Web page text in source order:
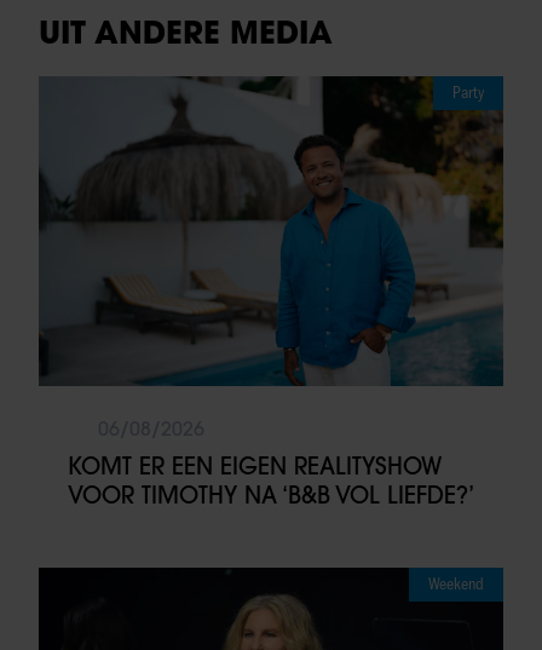
UIT ANDERE MEDIA
Party
KOMT ER EEN EIGEN REALITYSHOW
VOOR TIMOTHY NA ‘B&B VOL LIEFDE?’
Weekend